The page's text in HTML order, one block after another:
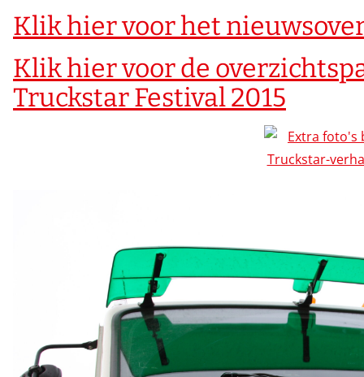
Klik hier voor het
Klik hier voor de
Truckstar Festival 2015